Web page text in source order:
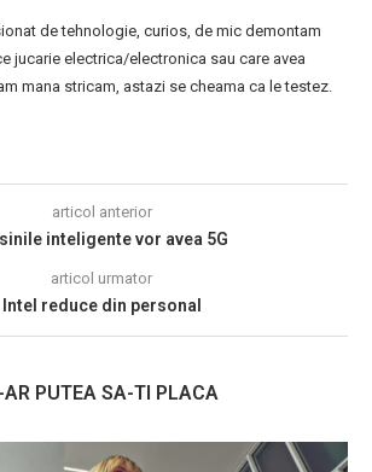
de tehnologie, curios, de mic demontam
jucarie electrica/electronica sau care avea
mana stricam, astazi se cheama ca le testez.
articol anterior
inteligente vor avea 5G
articol urmator
Intel reduce din personal
AR PUTEA SA-TI PLACA